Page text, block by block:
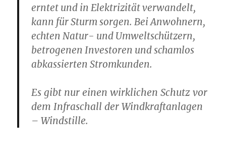
erntet und in Elektrizität verwandelt,
kann für Sturm sorgen. Bei Anwohnern,
echten Natur- und Umweltschützern,
betrogenen Investoren und schamlos
abkassierten Stromkunden.
Es gibt nur einen wirklichen Schutz vor
dem Infraschall der Windkraftanlagen
– Windstille.